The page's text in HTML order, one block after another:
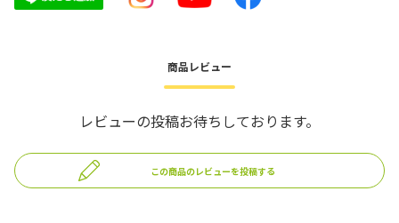
商品レビュー
レビューの投稿お待ちしております。
この商品のレビューを投稿する